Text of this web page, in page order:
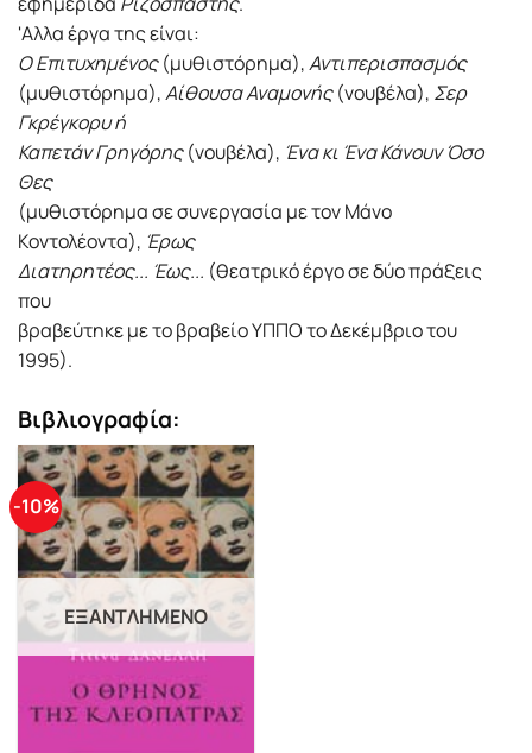
'Αλλα έργα της είναι:
Ο Επιτυχημένος(μυθιστόρημα),Αντιπερισπασμός
(μυθιστόρημα),Αίθουσα Αναμονής(νουβέλα), Σερ
Γκρέγκορυ ή
Καπετάν Γρηγόρης(νουβέλα), Ένα κι Ένα Κάνουν Όσο
Θες
(μυθιστόρημα σε συνεργασία με τον Μάνο
Κοντολέοντα), Έρως
Διατηρητέος... Έως... (θεατρικό έργο σε δύο πράξεις
που
βραβεύτηκε με το βραβείο ΥΠΠΟ το Δεκέμβριο του
1995).
Βιβλιογραφία:
-10%
ΕΞΑΝΤΛΗΜΈΝΟ